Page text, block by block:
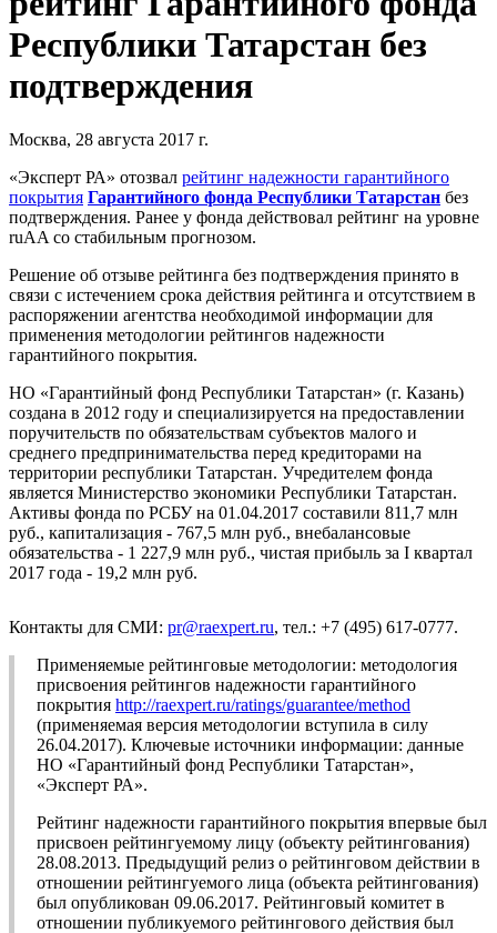
Республики Татарстан без
подтверждения
Москва, 28 августа 2017 г.
«Эксперт РА» отозвал рейтинг надежности гарантийного
покрытия Гарантийного фонда Республики Татарстан без
подтверждения. Ранее у фонда действовал рейтинг на уровне
ruAA со стабильным прогнозом.
Решение об отзыве рейтинга без подтверждения принято в
связи с истечением срока действия рейтинга и отсутствием в
распоряжении агентства необходимой информации для
применения методологии рейтингов надежности
гарантийного покрытия.
НО «Гарантийный фонд Республики Татарстан» (г. Казань)
создана в 2012 году и специализируется на предоставлении
поручительств по обязательствам субъектов малого и
среднего предпринимательства перед кредиторами на
территории республики Татарстан. Учредителем фонда
является Министерство экономики Республики Татарстан.
Активы фонда по РСБУ на 01.04.2017 составили 811,7 млн
руб., капитализация - 767,5 млн руб., внебалансовые
обязательства - 1 227,9 млн руб., чистая прибыль за I квартал
2017 года - 19,2 млн руб.
Контакты для СМИ: pr@raexpert.ru, тел.: +7 (495) 617-0777.
Применяемые рейтинговые методологии: методология
присвоения рейтингов надежности гарантийного
покрытия http://raexpert.ru/ratings/guarantee/method
(применяемая версия методологии вступила в силу
26.04.2017). Ключевые источники информации: данные
НО «Гарантийный фонд Республики Татарстан»,
«Эксперт РА».
Рейтинг надежности гарантийного покрытия впервые был
присвоен рейтингуемому лицу (объекту рейтингования)
28.08.2013. Предыдущий релиз о рейтинговом действии в
отношении рейтингуемого лица (объекта рейтингования)
был опубликован 09.06.2017. Рейтинговый комитет в
отношении публикуемого рейтингового действия был